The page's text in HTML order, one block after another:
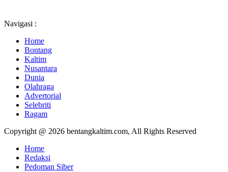
Navigasi :
Home
Bontang
Kaltim
Nusantara
Dunia
Olahraga
Advertorial
Selebriti
Ragam
Copyright @ 2026 bentangkaltim.com, All Rights Reserved
Home
Redaksi
Pedoman Siber